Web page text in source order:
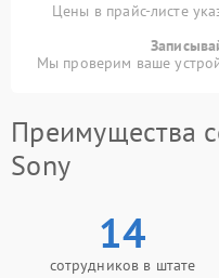
Цены в прайс-листе
Мы проверим ваше
Преимущества
Sony
14
сотрудников в штате